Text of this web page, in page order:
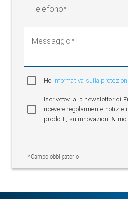
Telefono
Messaggio
Ho Informativa sulla
Iscrivetevi alla newsletter di
ricevere regolarmente notizie
prodotti, su innovazioni &
*Campo obbligatorio